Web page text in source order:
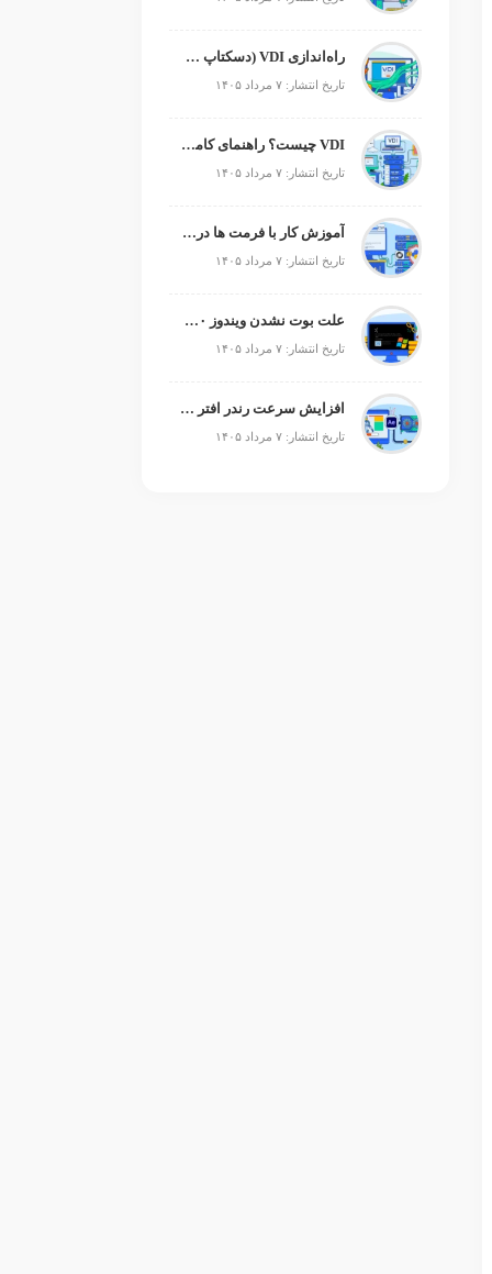
راه‌اندازی VDI (دسکتاپ مجازی)
تاریخ انتشار: ۷ مرداد ۱۴۰۵
VDI چیست؟ راهنمای کامل زیرساخت دسکتاپ مجازی
تاریخ انتشار: ۷ مرداد ۱۴۰۵
آموزش کار با فرمت ها در پایتون
تاریخ انتشار: ۷ مرداد ۱۴۰۵
علت بوت نشدن ویندوز ۱۰ و ۱۱ + آموزش رفع مشکل (راهنمای گام‌به‌گام)
تاریخ انتشار: ۷ مرداد ۱۴۰۵
افزایش سرعت رندر افتر افکت؛ رفع کندی After Effects
تاریخ انتشار: ۷ مرداد ۱۴۰۵